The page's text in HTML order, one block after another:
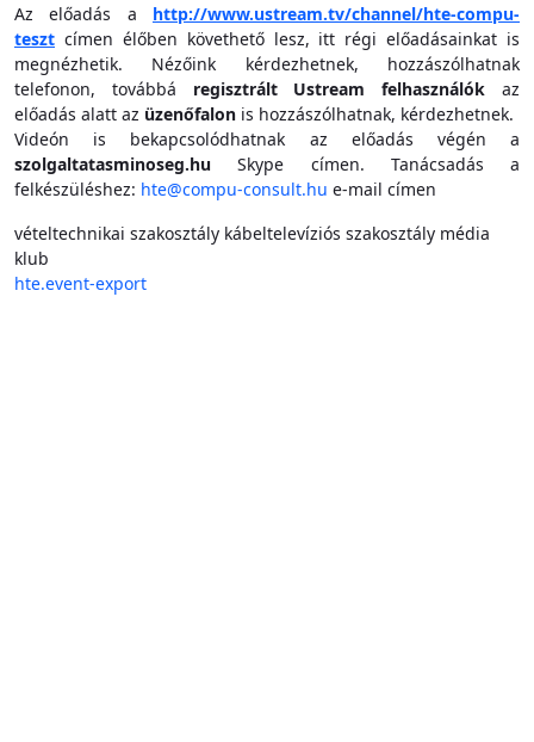
Az előadás a http://www.ustream.tv/channel/hte-compu-
teszt címen élőben követhető lesz, itt régi előadásainkat is
megnézhetik. Nézőink kérdezhetnek, hozzászólhatnak
telefonon, továbbá regisztrált Ustream felhasználók az
előadás alatt az üzenőfalon is hozzászólhatnak, kérdezhetnek.
Videón is bekapcsolódhatnak az előadás végén a
szolgaltatasminoseg.hu Skype címen. Tanácsadás a
felkészüléshez: hte@compu-consult.hu e-mail címen
vételtechnikai szakosztály kábeltelevíziós szakosztály média
klub
hte.event-export